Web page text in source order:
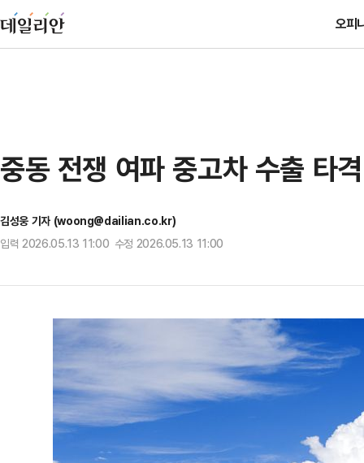
오피
중동 전쟁 여파 중고차 수출
김성웅 기자 (woong@dailian.co.kr)
입력 2026.05.13 11:00 수정 2026.05.13 11:00